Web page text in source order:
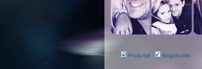
Prisijungti Registruotis